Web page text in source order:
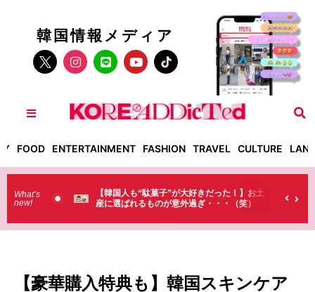
韓国情報メディア
FOOD ENTERTAINMENT FASHION TRAVEL CULTURE
What’s
new!
【韓国人も“駄菓子”が大好きだった！】お土
産に選ばれるものが意外過ぎ・・・（笑）
【そんなものまで買っ
ラストで韓国人が買う
【豪華購入特典も】韓国スキンケア